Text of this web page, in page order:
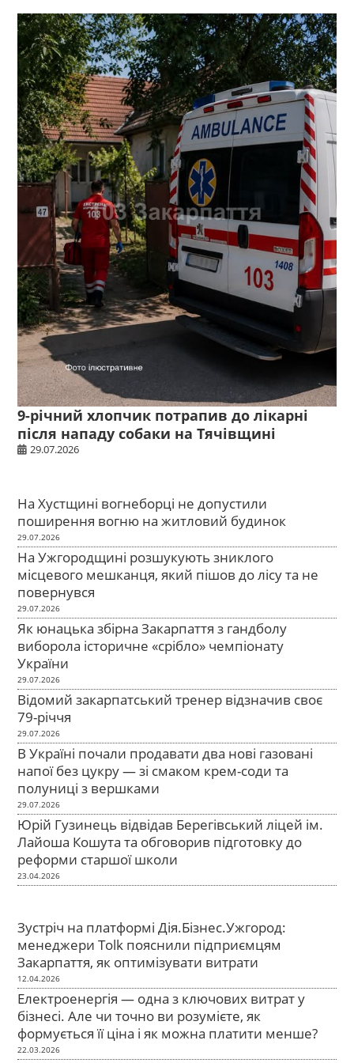
9-річний хлопчик потрапив до лікарні
після нападу собаки на Тячівщині
29.07.2026
На Хустщині вогнеборці не допустили
поширення вогню на житловий будинок
29.07.2026
На Ужгородщині розшукують зниклого
місцевого мешканця, який пішов до лісу та не
повернувся
29.07.2026
Як юнацька збірна Закарпаття з гандболу
виборола історичне «срібло» чемпіонату
України
29.07.2026
Відомий закарпатський тренер відзначив своє
79-річчя
29.07.2026
В Україні почали продавати два нові газовані
напої без цукру — зі смаком крем-соди та
полуниці з вершками
29.07.2026
Юрій Гузинець відвідав Берегівський ліцей ім.
Лайоша Кошута та обговорив підготовку до
реформи старшої школи
23.04.2026
Зустріч на платформі Дія.Бізнес.Ужгород:
менеджери Tolk пояснили підприємцям
Закарпаття, як оптимізувати витрати
12.04.2026
Електроенергія — одна з ключових витрат у
бізнесі. Але чи точно ви розумієте, як
формується її ціна і як можна платити менше?
22.03.2026